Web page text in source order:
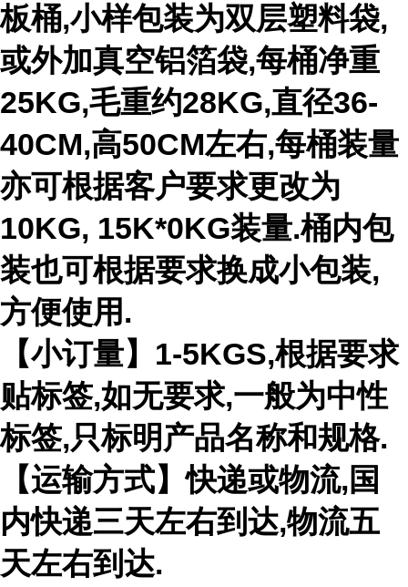
板桶,小样包装为双层塑料袋,
或外加真空铝箔袋,每桶净重
25KG,毛重约28KG,直径36-
40CM,高50CM左右,每桶装量
亦可根据客户要求更改为
10KG, 15K*0KG装量.桶内包
装也可根据要求换成小包装,
方便使用.
【小订量】1-5KGS,根据要求
贴标签,如无要求,一般为中性
标签,只标明产品名称和规格.
【运输方式】快递或物流,国
内快递三天左右到达,物流五
天左右到达.